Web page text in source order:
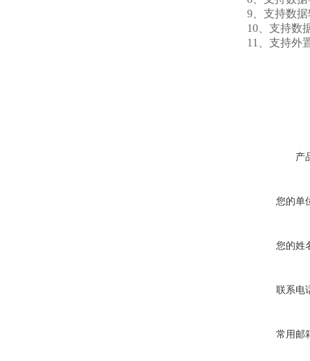
9、支持数据转
10、支持数据
11、支持外置
产
您的单
您的姓
联系电
常用邮